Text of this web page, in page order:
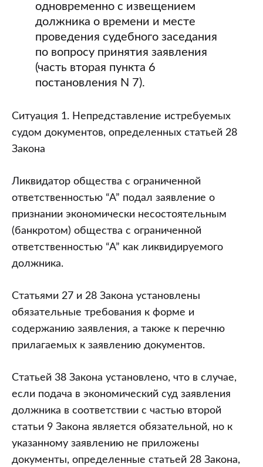
одновременно с извещением
должника о времени и месте
проведения судебного заседания
по вопросу принятия заявления
(часть вторая пункта 6
постановления N 7).
Ситуация 1. Непредставление истребуемых
судом документов, определенных статьей 28
Закона
Ликвидатор общества с ограниченной
ответственностью “А” подал заявление о
признании экономически несостоятельным
(банкротом) общества с ограниченной
ответственностью “А” как ликвидируемого
должника.
Статьями 27 и 28 Закона установлены
обязательные требования к форме и
содержанию заявления, а также к перечню
прилагаемых к заявлению документов.
Статьей 38 Закона установлено, что в случае,
если подача в экономический суд заявления
должника в соответствии с частью второй
статьи 9 Закона является обязательной, но к
указанному заявлению не приложены
документы, определенные статьей 28 Закона,